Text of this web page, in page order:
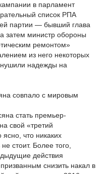
в парламент
список РПА
партии — бывший глава
затем министр обороны
ремонтом»
из него некоторых
надежды на
совпало с мировым
стать премьер-
свой «третий
ясно, что никаких
стоит. Более того,
действия
снизить накал в